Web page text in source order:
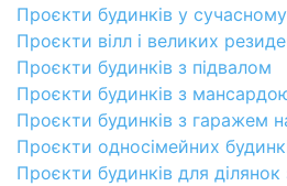
Проєкти будинків у сучасному
Проєкти вілл і великих
Проєкти будинків з підвалом
Проєкти будинків з
Проєкти будинків з гаражем
Проєкти односімейних
Проєкти будинків для